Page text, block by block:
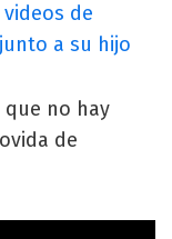
de
a su hijo
que no hay
de